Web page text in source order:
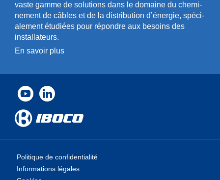
vaste gamme de solut­ions dans le domaine du chemi­
n­ement de câbles et de la distri­bution d’énergie, spéci­
a­l­ement étudiées pour répondre aux besoins des
installa­teurs.
En savoir plus
Politique de confidentialité
Informations légales